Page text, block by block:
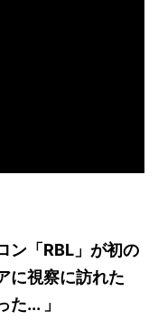
ン「RBL」が初の
に視察に訪れた
... 」